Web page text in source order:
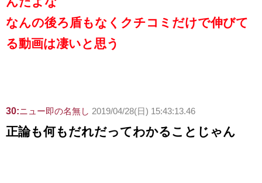
なんの後ろ盾もなくクチコミだけで伸びて
る動画は凄いと思う
30:ニュー即の名無し 2019/04/28(日) 15:43:13.46
正論も何もだれだってわかることじゃん